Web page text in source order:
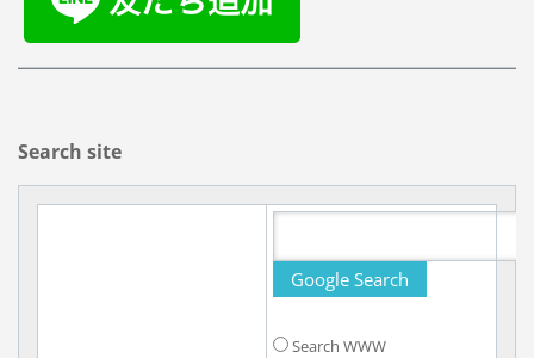
Search site
Search WWW